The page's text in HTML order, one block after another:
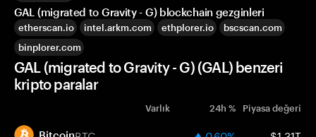
GAL (migrated to Gravity - G) blockchain gezginleri
etherscan.io intel.arkm.com ethplorer.io
bscscan.com
binplorer.com
GAL (migrated to Gravity - G) (GAL) benzeri
kripto paralar
Varlık 24h % Piyasa değeri